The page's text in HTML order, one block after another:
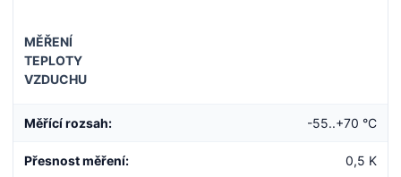
MĚŘENÍ
TEPLOTY
VZDUCHU
Měřící rozsah: -55..+70 °C
Přesnost měření: 0,5 K